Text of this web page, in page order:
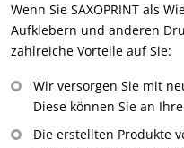
Wenn Sie SAXOPRINT als
Aufklebern und anderen
zahlreiche Vorteile auf Sie:
Wir versorgen Sie mit
Diese können Sie an
Die erstellten Produkte